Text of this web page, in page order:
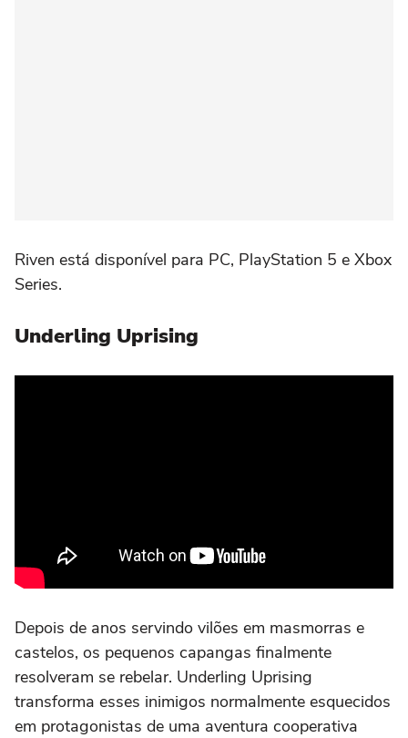
Riven está disponível para PC, PlayStation 5 e Xbox
Series.
Underling Uprising
Depois de anos servindo vilões em masmorras e
castelos, os pequenos capangas finalmente
resolveram se rebelar. Underling Uprising
transforma esses inimigos normalmente esquecidos
em protagonistas de uma aventura cooperativa